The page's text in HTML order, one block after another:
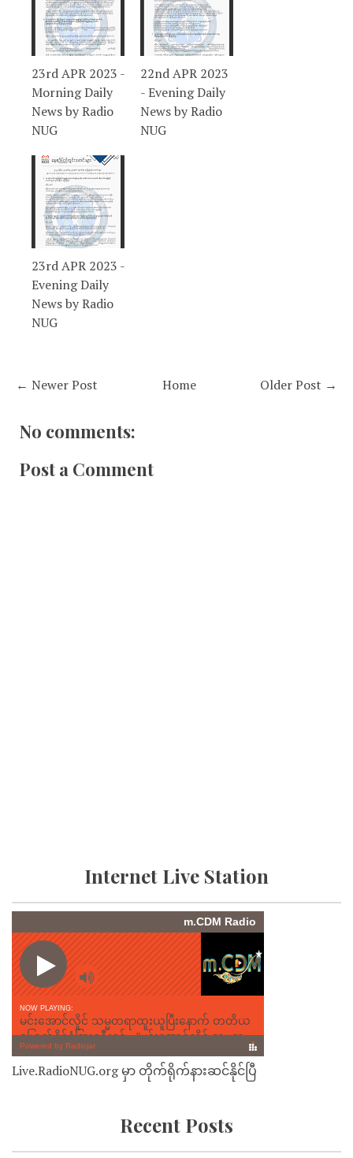
23rd APR 2023 -
Morning Daily
News by Radio
NUG
22nd APR 2023
- Evening Daily
News by Radio
NUG
23rd APR 2023 -
Evening Daily
News by Radio
NUG
← Newer Post Older Post →
Home
No comments:
Post a Comment
Internet Live Station
Live.RadioNUG.org မှာ တိုက်ရိုက်နားဆင်နိုင်ပြီ
Recent Posts